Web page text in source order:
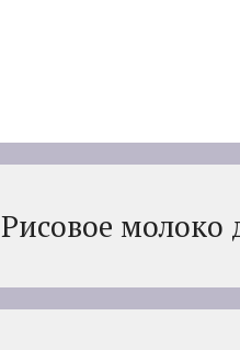
Рисовое молоко